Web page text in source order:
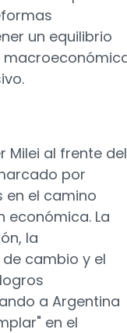
un equilibrio
Milei al frente del
por
en el camino
económica. La
la
cambio y el
a Argentina
en el